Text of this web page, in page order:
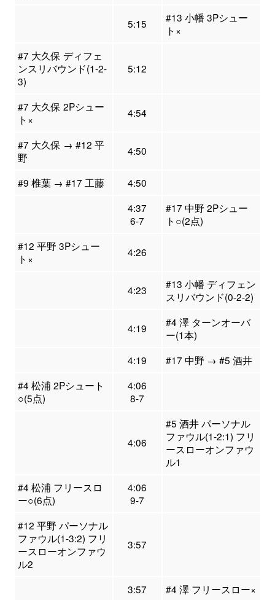
5:15
#13 小幡 3Pシュー
ト×
#7 大久保 ディフェ
ンスリバウンド(1-2-
3)
5:12
#7 大久保 2Pシュー
ト×
4:54
#7 大久保 → #12 平
野
4:50
#9 椎葉 → #17 工藤
4:50
4:37
6-7
#17 中野 2Pシュー
ト○(2点)
#12 平野 3Pシュー
ト×
4:26
4:23
#13 小幡 ディフェン
スリバウンド(0-2-2)
4:19
#4 澤 ターンオーバ
ー(1本)
4:19
#17 中野 → #5 酒井
#4 松浦 2Pシュート
○(5点)
4:06
8-7
4:06
#5 酒井 パーソナル
ファウル(1-2:1) フリ
ースローオンファウ
ル1
#4 松浦 フリースロ
ー○(6点)
4:06
9-7
#12 平野 パーソナル
ファウル(1-3:2) フリ
ースローオンファウ
ル2
3:57
3:57
#4 澤 フリースロー×